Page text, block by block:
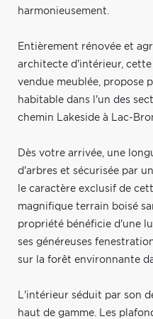
harmonieusement.
Entièrement rénovée et
architecte d'intérieur,
vendue meublée, propose
habitable dans l'un des
chemin Lakeside à Lac-
Dès votre arrivée, une
d'arbres et sécurisée par
le caractère exclusif de
magnifique terrain boisé
propriété bénéficie d'une
ses généreuses
sur la forêt environnante
L'intérieur séduit par son
haut de gamme. Les